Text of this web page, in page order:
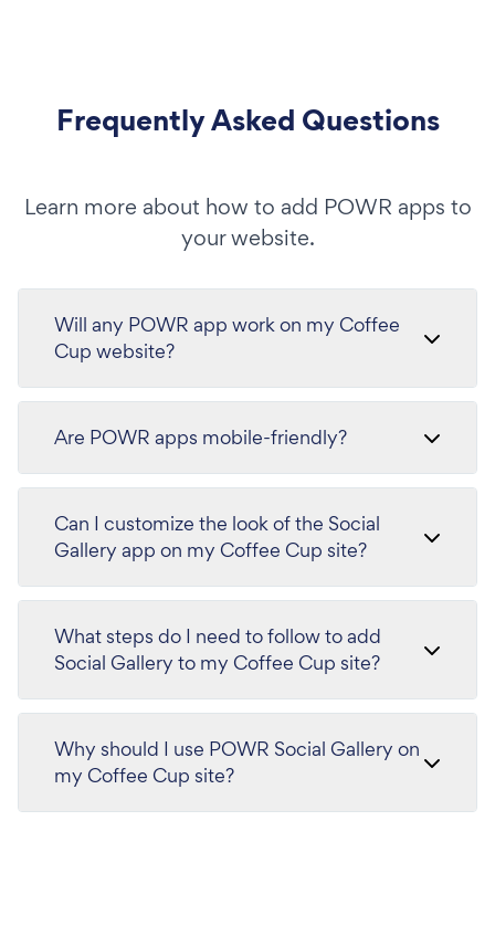
Frequently Asked Questions
Learn more about how to add POWR apps to
your website.
Will any POWR app work on my Coffee
Cup website?
Are POWR apps mobile-friendly?
Can I customize the look of the Social
Gallery app on my Coffee Cup site?
What steps do I need to follow to add
Social Gallery to my Coffee Cup site?
Why should I use POWR Social Gallery on
my Coffee Cup site?